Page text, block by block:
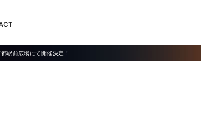
駅前広場にて開催決定！